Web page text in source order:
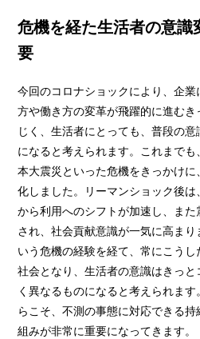
危機を経た生活者の意識
要
今回のコロナショックにより、企業
方や働き方の変革が飛躍的に進む
じく、生活者にとっても、普段の
になると考えられます。これまで
本大震災といった危機をきっかけ
化しました。リーマンショック後
から利用へのシフトが加速し、ま
され、社会貢献意識が一気に高ま
いう危機の経験を経て、常にこう
社会となり、生活者の意識はきっと
く異なるものになると考えられま
らこそ、不測の事態に対応できる
組みが非常に重要になってきます。